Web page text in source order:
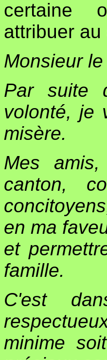
certaine
attribuer
Monsieur
Par suite
volonté, je
misère.
Mes
canton,
en ma
et
famille.
C'est
minime